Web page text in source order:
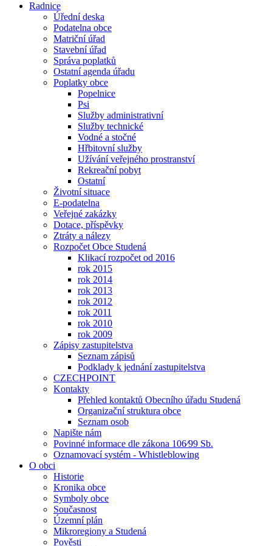
Radnice
Úřední deska
Podatelna obce
Matriční úřad
Stavební úřad
Správa poplatků
Ostatní agenda úřadu
Poplatky obce
Popelnice
Psi
Služby administrativní
Služby technické
Vodné a stočné
Hřbitovní služby
Užívání veřejného prostranství
Rekreační pobyt
Ostatní
Životní situace
E-podatelna
Veřejné zakázky
Dotace, příspěvky
Ztráty a nálezy
Rozpočet Obce Studená
Klikací rozpočet od 2016
rok 2015
rok 2014
rok 2013
rok 2012
rok 2011
rok 2010
rok 2009
Zápisy zastupitelstva
Seznam zápisů
Podklady k jednání zastupitelstva
CZECHPOINT
Kontakty
Přehled kontaktů Obecního úřadu Studená
Organizační struktura obce
Seznam osob
Napište nám
Povinné informace dle zákona 106⁄99 Sb.
Oznamovací systém - Whistleblowing
O obci
Historie
Kronika obce
Symboly obce
Současnost
Územní plán
Mikroregiony a Studená
Pověsti